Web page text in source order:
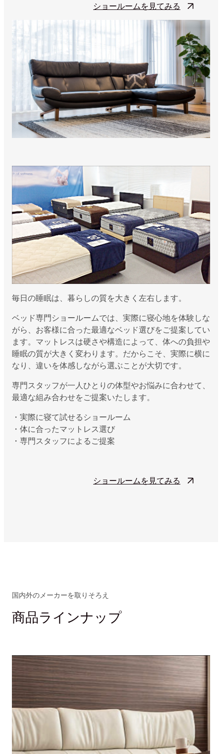
ショールームを見てみる
毎日の睡眠は、暮らしの質を大きく左右します。
ベッド専門ショールームでは、実際に寝心地を体験しな
がら、お客様に合った最適なベッド選びをご提案してい
ます。マットレスは硬さや構造によって、体への負担や
睡眠の質が大きく変わります。だからこそ、実際に横に
なり、違いを体感しながら選ぶことが大切です。
専門スタッフが一人ひとりの体型やお悩みに合わせて、
最適な組み合わせをご提案いたします。
・実際に寝て試せるショールーム
・体に合ったマットレス選び
・専門スタッフによるご提案
ショールームを見てみる
国内外のメーカーを取りそろえ
商品ラインナップ